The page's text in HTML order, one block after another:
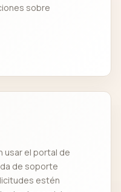
sobre
usar el portal de
de soporte
estén